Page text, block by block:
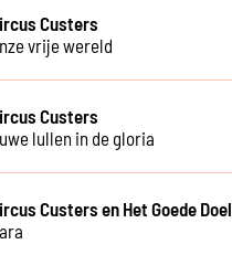
Custers
vrije wereld
Custers
lullen in de gloria
Custers en Het Goede Doel